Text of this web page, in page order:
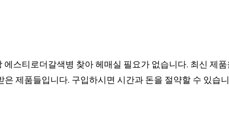
스티로더갈색병 찾아 헤매실 필요가 없습니다. 최신 제
제품들입니다. 구입하시면 시간과 돈을 절약할 수 있습